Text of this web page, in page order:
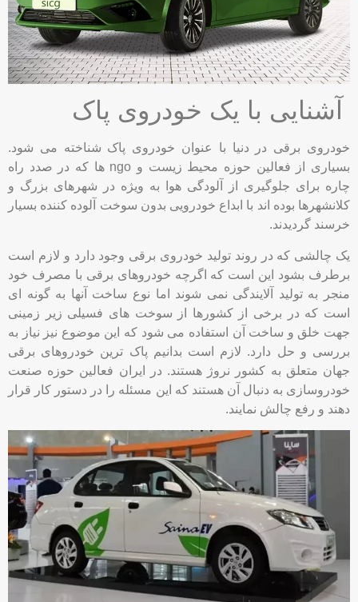
آشنایی با یک خودروی پاک
خودروی برقی در دنیا با عنوان خودروی پاک شناخته می شود.
بسیاری از فعالین حوزه محیط زیست و ngo ها که در صدد راه
چاره برای جلوگیری از آلودگی هوا به ویژه در شهرهای بزرگ و
کلانشهرها بوده اند با ابداع خودرویی بدون سوخت آلوده کننده بسیار
خرسند گردیدند.
یک چالشی که در روند تولید خودروی برقی وجود دارد و لازم است
برطرف بشود این است که اگرچه خودروهای برقی با مصرف خود
منجر به تولید آلایندگی نمی شوند اما نوع ساخت آنها به گونه ای
است که در برخی از کشورها از سوخت های فسیلی زیر زمینی
جهت خلق و ساخت آن استفاده می شود که این موضوع نیز نیاز به
بررسی و حل دارد. لازم است بدانیم پاک ترین خودروهای برقی
جهان متعلق به کشور نروژ هستند. در ایران فعالین حوزه صنعت
خودروسازی به دنبال آن هستند که این مسئله را در دستور کار قرار
دهند و رفع چالش نمایند.